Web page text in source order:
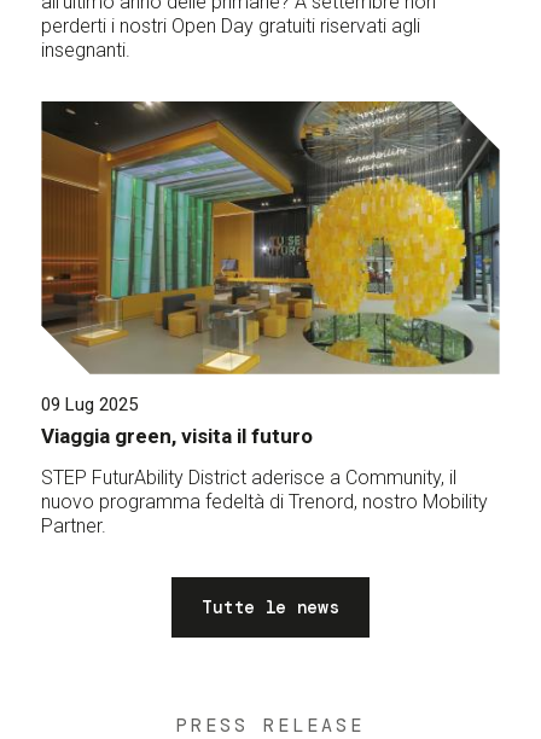
perderti i nostri Open Day gratuiti riservati agli
insegnanti.
09 Lug 2025
Viaggia green, visita il futuro
STEP FuturAbility District aderisce a Community, il
nuovo programma fedeltà di Trenord, nostro Mobility
Partner.
Tutte le news
PRESS RELEASE